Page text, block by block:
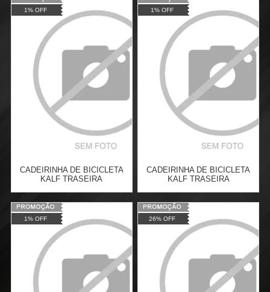
Varejo:
Atacado: R$ 108,90 (Apenas
Revendedor)
6 x
Cat:CADEIRINHA
COMPRAR
Varejo:
Atacado: R$ 108,90 (Apenas
Revendedor)
6
Cat:
COMPRAR
1% OFF
CADEIRINHA DE BICICLETA
KALF TRASEIRA
Varejo:
Atacado: R$ 108,90 (Apenas
Revendedor)
6 x
Cat:CADEIRINHA
COMPRAR
1% OFF
CADEIRINHA DE BICICLETA
KALF TRASEIRA
Varejo:
Atacado: R$ 108,90 (Apenas
Revendedor)
6
Cat:
COMPRAR
1% OFF 26% OFF